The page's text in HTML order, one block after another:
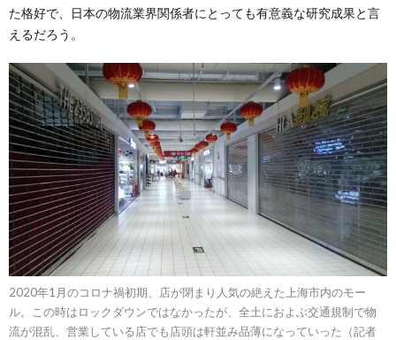
た格好で、日本の物流業界関係者にとっても有意義な研究成果と言
えるだろう。
2020年1月のコロナ禍初期、店が閉まり人気の絶えた上海市内のモー
ル。この時はロックダウンではなかったが、全土におよぶ交通規制で物
流が混乱、営業している店でも店頭は軒並み品薄になっていった（記者